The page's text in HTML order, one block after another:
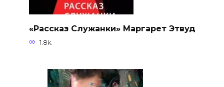
«Рассказ Служанки» Маргарет Этвуд
1.8k.